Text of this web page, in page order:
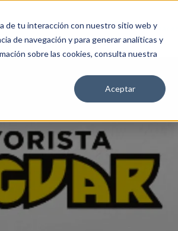
de tu interacción con nuestro sitio web y
de navegación y para generar analíticas y
sobre las cookies, consulta nuestra
Aceptar
Show submenu for Comunidad
Comunidad Contacto Iniciar